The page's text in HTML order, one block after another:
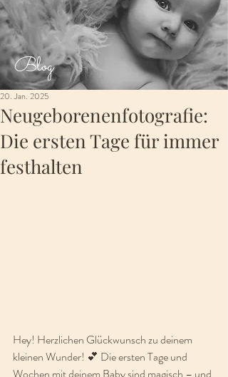
Blog
Neugeborenenfotografie:
Die ersten Tage für immer
festhalten
20. Jan. 2025
Hey! Herzlichen Glückwunsch zu deinem
kleinen Wunder! 💕 Die ersten Tage und